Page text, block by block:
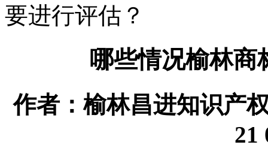
要进行评估？
哪些情况榆林商
作者：榆林昌进知识产
21